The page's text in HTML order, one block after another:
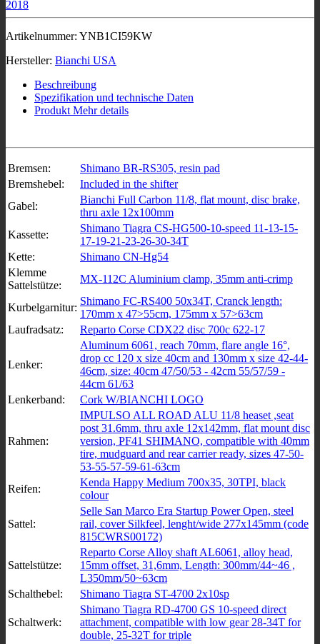
Artikelnummer: YNB1CI59KW
Hersteller: Bianchi USA
Beschreibung
Spezifikation und technische Daten
Produkt Mehr details
Bremsen:
Shimano BR-RS305, resin pad
Bremshebel:
Included in the shifter
Gabel:
Bianchi Full Carbon 11/8, flat mount, disc brake,
thru axle 12x100mm
Kassette:
Shimano Tiagra CS-HG500-10-speed 11-13-15-
17-19-21-23-26-30-34T
Kette:
Shimano CN-Hg54
Klemme
Sattelstütze:
MX-112C Aluminium clamp, 35mm anti-crimp
Kurbelgarnitur:
Shimano FC-RS400 50x34T, Cranck length:
170mm x 47>55cm, 175mm x 57>63cm
Laufradsatz:
Reparto Corse CDX22 disc 700c 622-17
Lenker:
Aluminum 6061, reach 70mm, flare angle 16°,
drop cc 120 x size 40cm and 130mm x size 42-44-
46cm, size: 40cm 47/50/53 - 42cm 55/57/59 -
44cm 61/63
Lenkerband:
Cork W/BIANCHI LOGO
Rahmen:
IMPULSO ALL ROAD ALU 11/8 heaset ,seat
post 31.6mm, thru axle 12x142mm, flat mount disc
version, PF41 SHIMANO, compatible with 40mm
tire, mudguard and rear carrier ready, sizes 47-50-
53-55-57-59-61-63cm
Reifen:
Kenda Happy Medium 700x35, 30TPI, black
colour
Sattel:
Selle San Marco Era Startup Power Open, steel
rail, cover Silkfeel, lenght/wide 277x145mm (code
815CWRS00172)
Sattelstütze:
Reparto Corse Alloy shaft AL6061, alloy head,
15mm offset, 31,6mm, Length: 300mm/44~46 ,
L350mm/50~63cm
Schalthebel:
Shimano Tiagra ST-4700 2x10sp
Schaltwerk:
Shimano Tiagra RD-4700 GS 10-speed direct
attachment, compatible with low gear 28-34T for
double, 25-32T for triple